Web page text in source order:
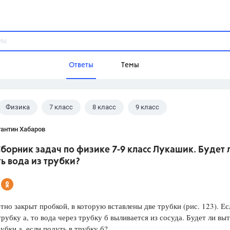
Ответы Темы
Домашнее задание
Разумовская М.М.,Габриелян
Физика 7 класс 8 класс 9 класс
В.И. Хабаров
задач по физике 7-9 класс Лукашик. Будет
вода из трубки?
закрыт пробкой, в которую вставлены две трубки (рис. 123).
а, то вода через трубку б выливается из сосуда. Будет ли